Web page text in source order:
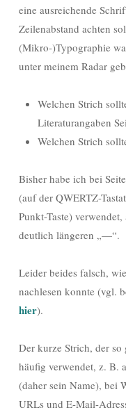
eine ausreichende
Zeilenabstand achten
(Mikro-)Typographie
unter meinem Radar
Welchen Strich
Literaturangaben
Welchen Strich
Bisher habe ich bei
(auf der QWERTZ-
Punkt-Taste)
deutlich längeren „—“.
Leider beides falsch,
nachlesen konnte (vgl.
hier).
Der kurze Strich, der so
häufig verwendet, z. B.
(daher sein Name), bei
URLs und E-Mail-